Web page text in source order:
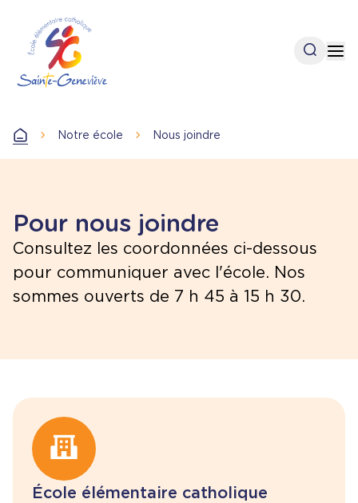
contenu
principal
Open
AccueilNotre école Nous joindre
Pour nous joindre
Consultez les coordonnées ci-dessous
pour communiquer avec l'école. Nos
sommes ouverts de 7 h 45 à 15 h 30.
École élémentaire catholique